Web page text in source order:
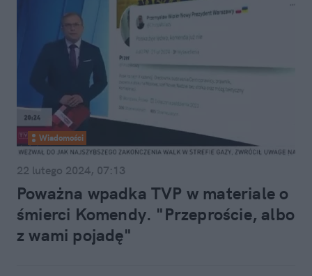
Wiadomości
22 lutego 2024, 07:13
Poważna wpadka TVP w materiale o
śmierci Komendy. "Przeproście, albo
z wami pojadę"